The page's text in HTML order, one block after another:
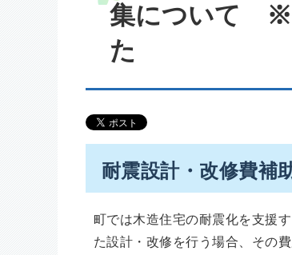
集について ※
た
耐震設計・改修費補
町では木造住宅の耐震化を支援
た設計・改修を行う場合、その